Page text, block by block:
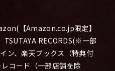
【Amazon.co.jp限定】
TSUTAYA RECORDS(※一部
ン、楽天ブックス（特典付
コード（一部店舗を除